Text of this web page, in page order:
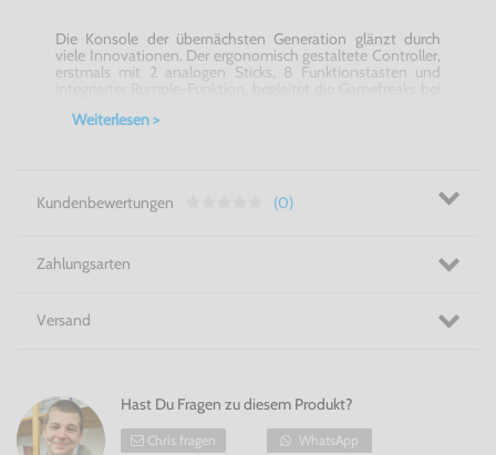
Die Konsole der übernächsten Generation glänzt durch
viele Innovationen. Der ergonomisch gestaltete Controller,
erstmals mit 2 analogen Sticks, 8 Funktionstasten und
derNintendo GameCube
Nintendo
GameCubeverlinken (seperat erhältliches
Controller. So entsteht für jeden Nintendo-Fan Spielspaß
ohne Grenzen.
Weiterlesen >
Kundenbewertungen (0)
Zahlungsarten
Versand
Hast Du Fragen zu diesem Produkt?
Chris fragen WhatsApp